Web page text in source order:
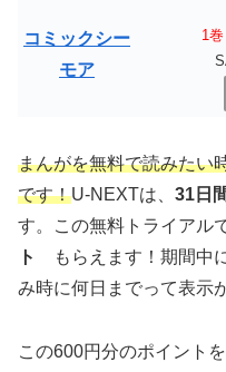
コミックシー
モア
1
まんがを無料で読みたい
です！U-NEXTは、 31日
す。この無料トライアル
ト
もらえます！期間中
み時に何日までって表示
この600円分のポイント